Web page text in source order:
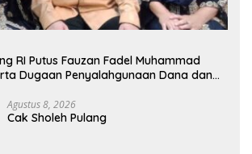
RI Putus Fauzan Fadel Muhammad
Dugaan Penyalahgunaan Dana dan
Agustus 8, 2026
Cak Sholeh Pulang